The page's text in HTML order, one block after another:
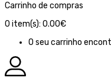
Carrinho de compras
0 item(s): 0.00€
O seu carrinho